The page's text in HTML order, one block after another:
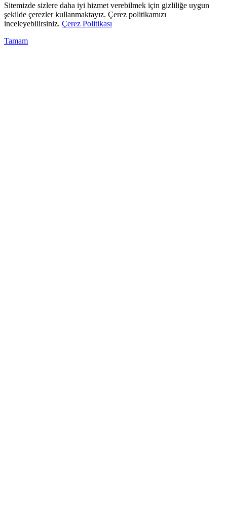
Sitemizde sizlere daha iyi hizmet verebilmek için gizliliğe uygun
şekilde çerezler kullanmaktayız. Çerez politikamızı
inceleyebilirsiniz. Çerez Politikası
Tamam